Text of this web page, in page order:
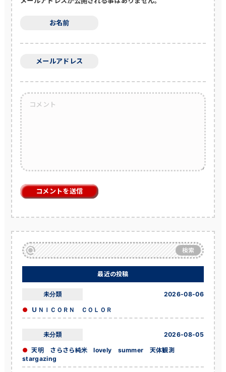
お名前
メールアドレス
検索
最近の投稿
ＵＮＩＣＯＲＮ ＣＯＬＯＲ
未分類 2026-08-06
天明 さらさら純米 lovely summer 天体観測
stargazing
未分類 2026-08-05